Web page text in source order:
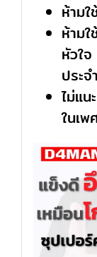
ห้าม
ห้าม
หัวใ
ประ
ไม่แน
ในเ